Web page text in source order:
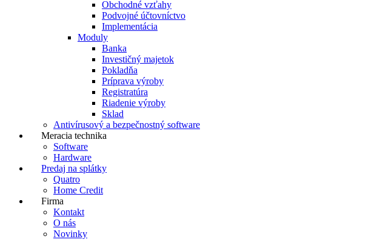
Obchodné vzťahy
Podvojné účtovníctvo
Implementácia
Moduly
Banka
Investičný majetok
Pokladňa
Príprava výroby
Registratúra
Riadenie výroby
Sklad
Antivírusový a bezpečnostný software
Meracia technika
Software
Hardware
Predaj na splátky
Quatro
Home Credit
Firma
Kontakt
O nás
Novinky